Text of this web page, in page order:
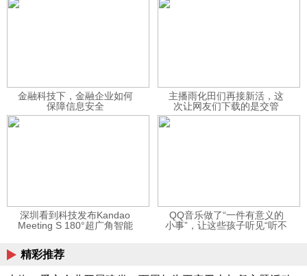
金融科技下，金融企业如何
保障信息安全
主播雨化田们再接新活，这
次让网友们下载的是交管
12123APP
深圳看到科技发布Kandao
Meeting S 180°超广角智能
QQ音乐做了“一件有意义的
小事”，让这些孩子听见“听不
精彩推荐